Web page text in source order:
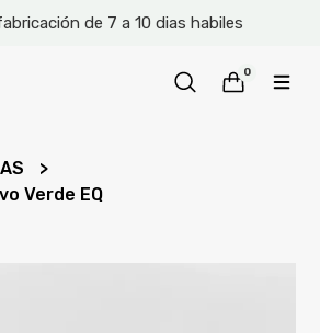
de 7 a 10 dias habiles
0
Verde EQ